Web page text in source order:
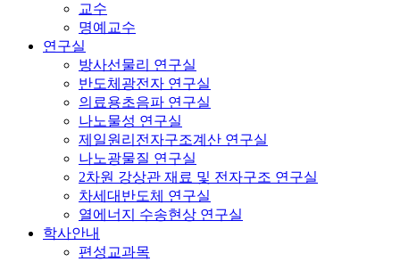
교수
명예교수
연구실
방사선물리 연구실
반도체광전자 연구실
의료용초음파 연구실
나노물성 연구실
제일원리전자구조계산 연구실
나노광물질 연구실
2차원 강상관 재료 및 전자구조 연구실
차세대반도체 연구실
열에너지 수송현상 연구실
학사안내
편성교과목